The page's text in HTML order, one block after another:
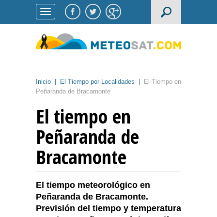
Inicio El Tiempo por Localidades
El Tiempo en
Peñaranda de Bracamonte
El tiempo en
Peñaranda de
Bracamonte
El tiempo meteorológico en
Peñaranda de Bracamonte.
Previsión del tiempo y temperatura